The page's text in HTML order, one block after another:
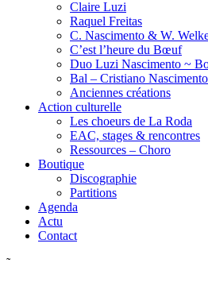
Claire Luzi
Raquel Freitas
C. Nascimento & W.
C’est l’heure du Bœuf
Duo Luzi Nascimento ~
Bal – Cristiano
Anciennes créations
Action culturelle
Les choeurs de La Roda
EAC, stages & rencontres
Ressources – Choro
Boutique
Discographie
Partitions
Agenda
Actu
Contact
˜